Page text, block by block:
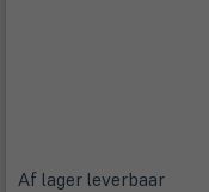
Af lager leverbaar